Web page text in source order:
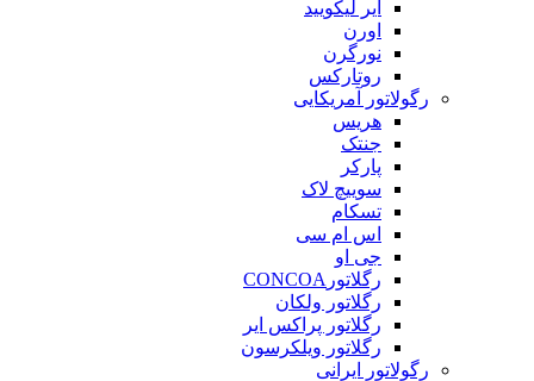
ایر لیکویید
اورن
نورگرن
روتارکس
رگولاتور آمریکایی
هریس
جنتک
پارکر
سوییچ لاک
تسکام
اس ام سی
جی او
رگلاتورCONCOA
رگلاتور ولکان
رگلاتور پراکس ایر
رگلاتور ویلکرسون
رگولاتور ایرانی